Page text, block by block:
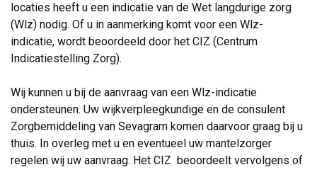
locaties heeft u een indicatie van de Wet langdurige zorg
(Wlz) nodig. Of u in aanmerking komt voor een Wlz-
indicatie, wordt beoordeeld door het CIZ (Centrum
Indicatiestelling Zorg).
Wij kunnen u bij de aanvraag van een Wlz-indicatie
ondersteunen. Uw wijkverpleegkundige en de consulent
Zorgbemiddeling van Sevagram komen daarvoor graag bij u
thuis. In overleg met u en eventueel uw mantelzorger
regelen wij uw aanvraag. Het CIZ beoordeelt vervolgens of